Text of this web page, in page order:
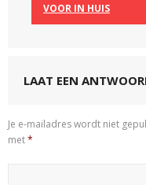
VOOR IN HUIS
LAAT EEN
Je e-mailadres wordt niet
met*